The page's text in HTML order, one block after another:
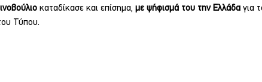
καταδίκασε και επίσημα, με ψήφισμά του την Ελλάδα για
Τύπου.